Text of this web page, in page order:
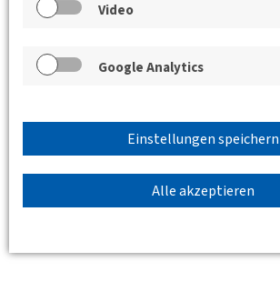
Video
Google Analytics
Einstellungen speichern
Alle akzeptieren